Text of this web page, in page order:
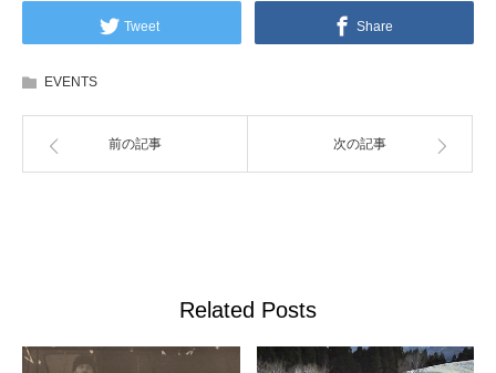
Tweet Share
EVENTS
前の記事 次の記事
Related Posts